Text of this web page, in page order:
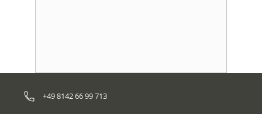
+49 8142 66 99 713